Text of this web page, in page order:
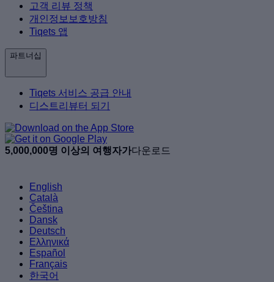
고객 리뷰 정책
개인정보보호방침
Tiqets 앱
파트너십
Tiqets 서비스 공급 안내
디스트리뷰터 되기
5,000,000명 이상의 여행자가다운로드
English
Català
Čeština
Dansk
Deutsch
Ελληνικά
Español
Français
한국어